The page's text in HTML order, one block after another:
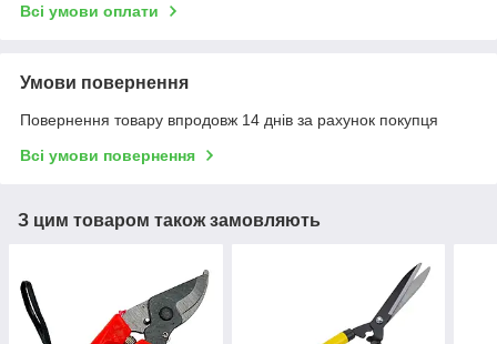
Всі умови оплати
Умови повернення
Повернення товару впродовж 14 днів за рахунок покупця
Всі умови повернення
З цим товаром також замовляють